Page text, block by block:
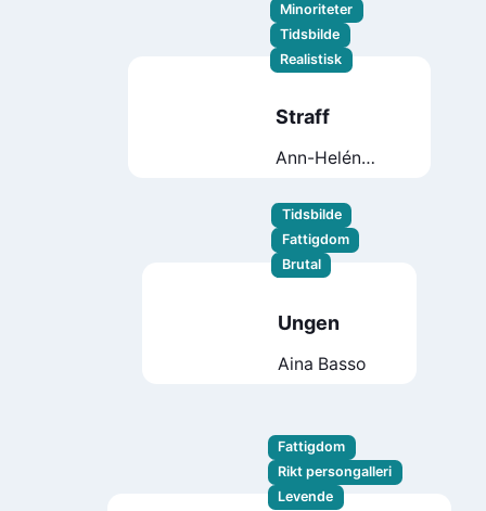
Minoriteter
Tidsbilde
Realistisk
Straff
Ann-Helén
Tidsbilde
Fattigdom
Brutal
Ungen
Aina Basso
Fattigdom
Rikt persongalleri
Levende